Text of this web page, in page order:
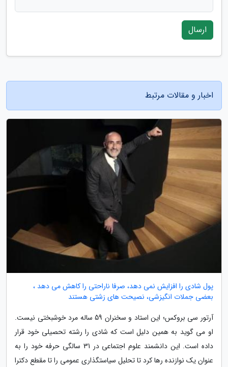
ارسال
اخبار و مقالات مرتبط
پول شادی را افزایش نمی دهد، صرفا ناراحتی را کاهش می دهد ،
بعضی جملات انگیزشی، نصیحت های زشتی هستند
آرتور سی بروکس؛ این استاد و سخنران 59 ساله مرد خوشبختی نیست.
او می گوید به همین دلیل است که شادی را رشته تحصیلی خود قرار
داده است. این دانشمند علوم اجتماعی در 31 سالگی حرفه خود را به
عنوان یک نوازنده رها کرد تا تحلیل سیاستگذاری عمومی را تا مقطع دکترا